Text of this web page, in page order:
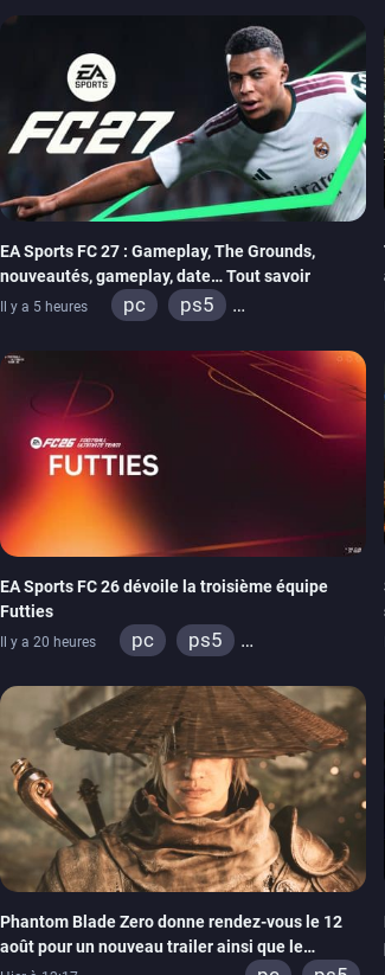
EA Sports FC 27 : Gameplay, The Grounds,
nouveautés, gameplay, date… Tout savoir
Il y a 5 heures pc
ps5
EA Sports FC 26 dévoile la troisième équipe
Futties
Il y a 20 heures pc
ps5
ps4
xbox one
switch 2
Phantom Blade Zero donne rendez-vous le 12
août pour un nouveau trailer ainsi que le